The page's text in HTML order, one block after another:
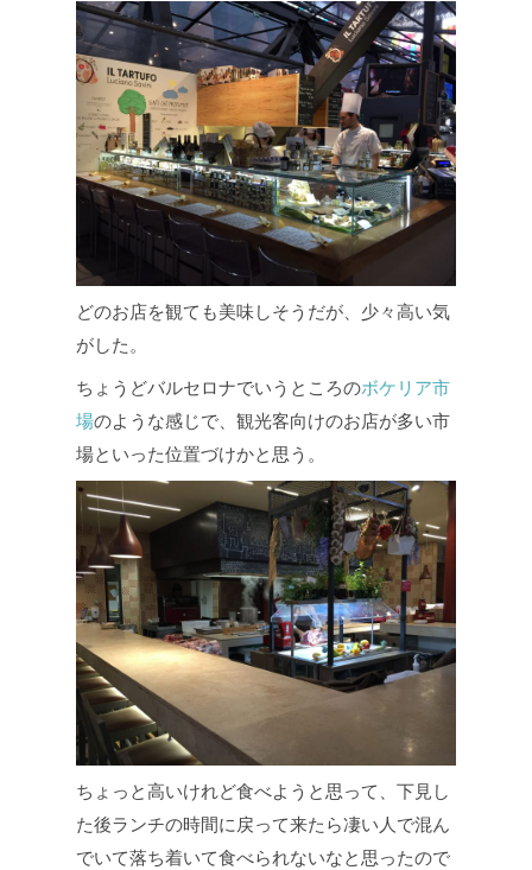
どのお店を観ても美味しそうだが、少々高い気
がした。
ちょうどバルセロナでいうところのボケリア市
場のような感じで、観光客向けのお店が多い市
場といった位置づけかと思う。
ちょっと高いけれど食べようと思って、下見し
た後ランチの時間に戻って来たら凄い人で混ん
でいて落ち着いて食べられないなと思ったので